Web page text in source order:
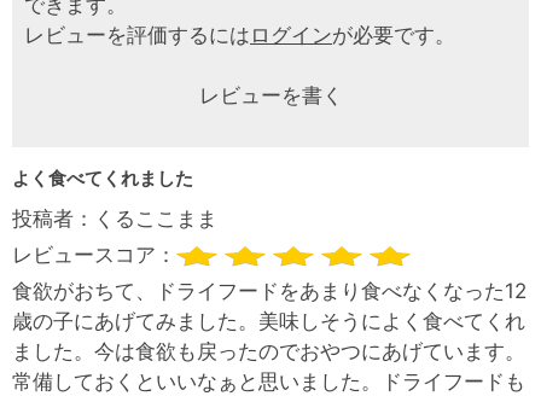
できます。
レビューを評価するには ログインが必要です。
レビューを書く
よく食べてくれました
投稿者： くるここまま
レビュースコア：
食欲がおちて、ドライフードをあまり食べなくなった12
歳の子にあげてみました。美味しそうによく食べてくれ
ました。今は食欲も戻ったのでおやつにあげています。
常備しておくといいなぁと思いました。ドライフードも